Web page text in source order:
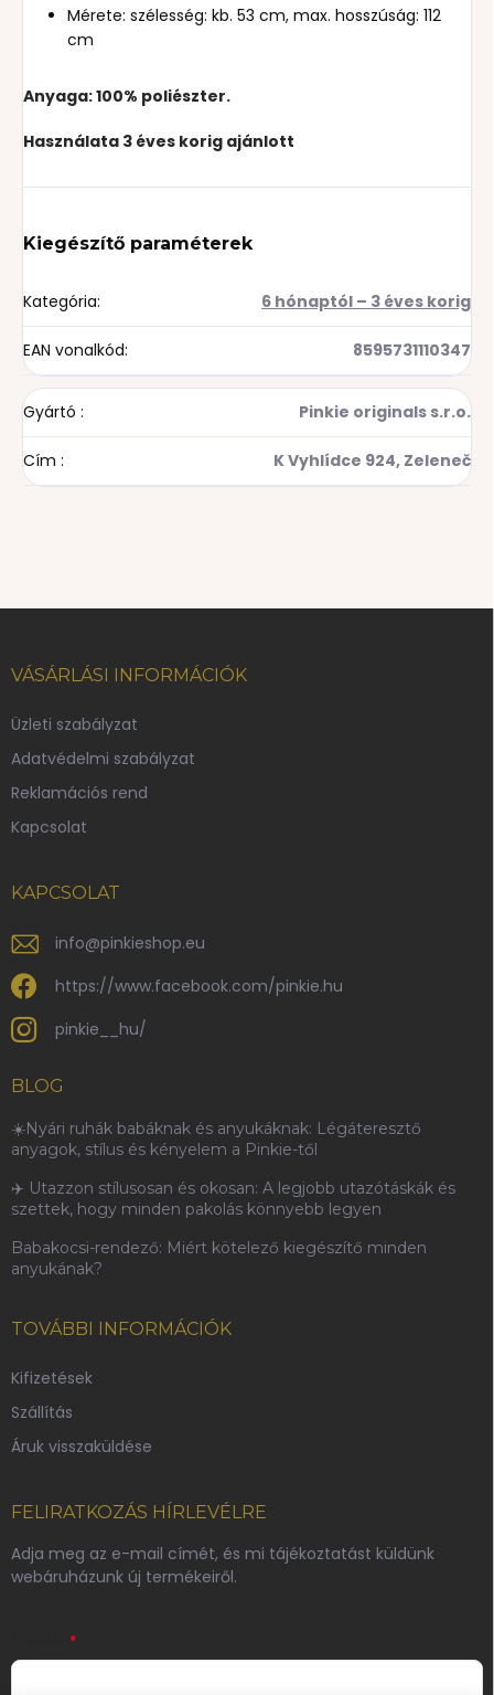
Mérete: szélesség: kb. 53 cm, max. hosszúság: 112
cm
Anyaga: 100% poliészter.
Használata 3 éves korig ajánlott
Kiegészítő paraméterek
Kategória: 6 hónaptól – 3 éves korig
EAN vonalkód: 8595731110347
Gyártó : Pinkie originals s.r.o.
Cím : K Vyhlídce 924, Zeleneč
b
é
VÁSÁRLÁSI INFORMÁCIÓK
Üzleti szabályzat
Adatvédelmi szabályzat
Reklamációs rend
Kapcsolat
KAPCSOLAT
info@pinkieshop.eu
https://www.facebook.com/pinkie.hu
pinkie__hu/
BLOG
☀️Nyári ruhák babáknak és anyukáknak: Légáteresztő
anyagok, stílus és kényelem a Pinkie-től
✈️ Utazzon stílusosan és okosan: A legjobb utazótáskák és
szettek, hogy minden pakolás könnyebb legyen
Babakocsi-rendező: Miért kötelező kiegészítő minden
anyukának?
TOVÁBBI INFORMÁCIÓK
Kifizetések
Szállítás
Áruk visszaküldése
FELIRATKOZÁS HÍRLEVÉLRE
Adja meg az e-mail címét, és mi tájékoztatást küldünk
webáruházunk új termékeiről.